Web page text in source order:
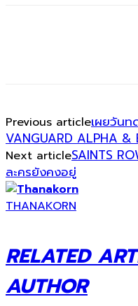
Previous articleเผยวันท
VANGUARD ALPHA &
Next articleSAINTS
ละครยังคงอยู่
THANAKORN
RELATED
AUTHOR